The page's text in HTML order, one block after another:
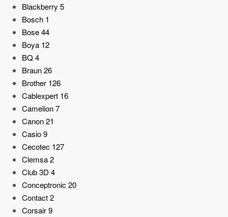
Blackberry 5
Bosch 1
Bose44
Boya 12
BQ 4
Braun26
Brother 126
Cablexpert 16
Camelion7
Canon21
Casio9
Cecotec 127
Clemsa2
Club 3D 4
Conceptronic 20
Contact2
Corsair9